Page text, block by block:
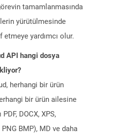
tamamlanmasında
yürütülmesinde
yardımcı olur.
API hangi dosya
herhangi bir ürün
bir ürün ailesine
DOCX, XPS,
PNG BMP), MD ve daha